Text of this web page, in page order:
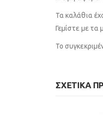
Τα καλάθια
Γεμίστε με
Το
ΣΧΕΤΙΚΆ